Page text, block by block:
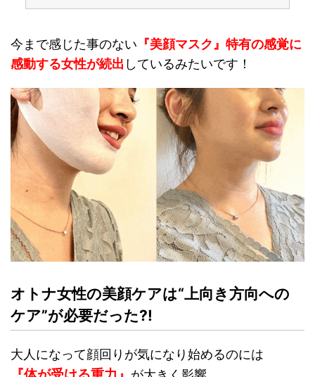
今まで感じた事のない 『美顔マスク』特有の感覚に
感動する女性が続出 しているみたいです！
オトナ女性の美顔ケアは“上向き方向への
ケア”が必要だった?!
大人になって顔回りが気になり始めるのには